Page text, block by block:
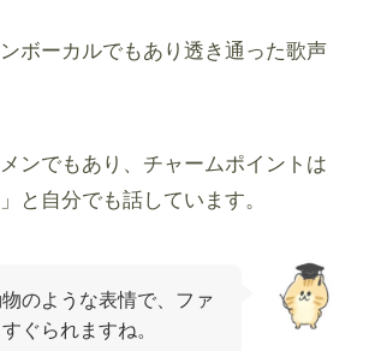
ボーカルでもあり透き通った歌声
ンでもあり、チャームポイントは
と自分でも話しています。
のような表情で、ファ
ぐられますね。